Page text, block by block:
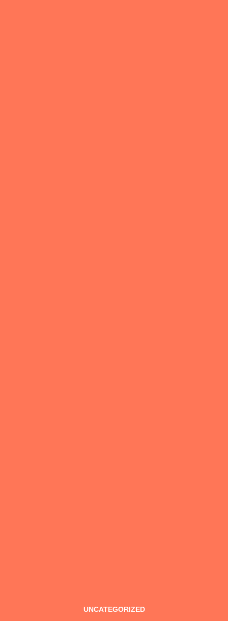
UNCATEGORIZED